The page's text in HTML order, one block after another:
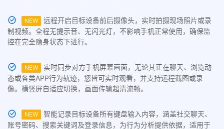
NEW
远程开启目标设备前后摄像头，实时拍摄现场照片或录
制视频。全程无提示音、无闪光灯，不影响手机正常使用，确保监
控在完全隐身状态下进行。
NEW
实时同步对方手机屏幕画面，无论其正在聊天、浏览动
态或各类APP行为轨迹，您皆可实时观看，并支持远程截图或录
像。横竖屏自适应切换，画面传输超清流畅。
NEW
智能记录目标设备所有键盘输入内容，涵盖社交聊天、
账号密码、搜索关键词及登录信息，为行为分析提供依据，适用于